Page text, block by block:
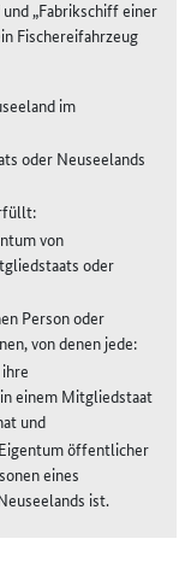
„Fabrikschiff einer
Fischereifahrzeug
im
oder Neuseelands
von
oder
Person oder
von denen jede:
einem Mitgliedstaat
und
öffentlicher
eines
ist.